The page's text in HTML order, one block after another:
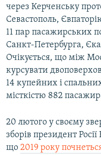
через Керченську
Севастополь,
11 пар пасажирських
Санкт-Петербурга,
Очікується, що між
курсувати
14 купейних і
місткістю 882
20 лютого у своєму
зборів президент
що 2019 року